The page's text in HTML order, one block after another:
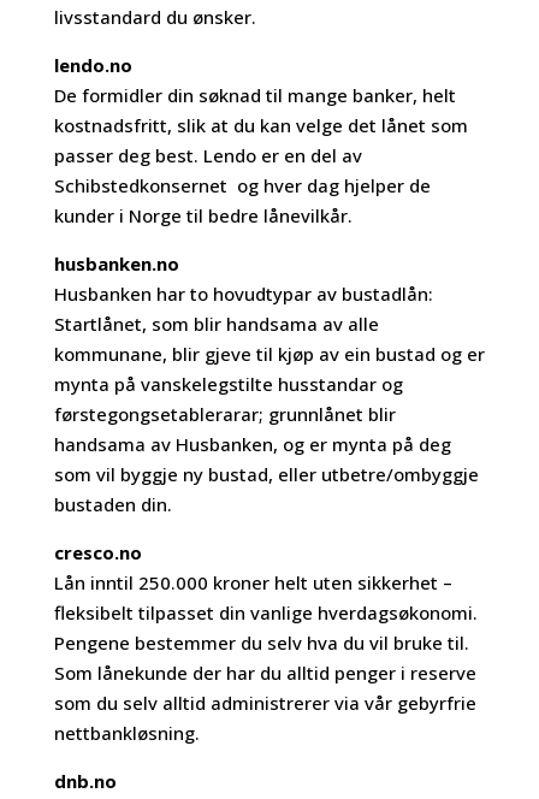
livsstandard du ønsker.
lendo.no
De formidler din søknad til mange banker, helt
kostnadsfritt, slik at du kan velge det lånet som
passer deg best. Lendo er en del av
Schibstedkonsernet og hver dag hjelper de
kunder i Norge til bedre lånevilkår.
husbanken.no
Husbanken har to hovudtypar av bustadlån:
Startlånet, som blir handsama av alle
kommunane, blir gjeve til kjøp av ein bustad og er
mynta på vanskelegstilte husstandar og
førstegongsetablerarar; grunnlånet blir
handsama av Husbanken, og er mynta på deg
som vil byggje ny bustad, eller utbetre/ombyggje
bustaden din.
cresco.no
Lån inntil 250.000 kroner helt uten sikkerhet –
fleksibelt tilpasset din vanlige hverdagsøkonomi.
Pengene bestemmer du selv hva du vil bruke til.
Som lånekunde der har du alltid penger i reserve
som du selv alltid administrerer via vår gebyrfrie
nettbankløsning.
dnb.no